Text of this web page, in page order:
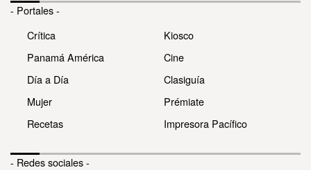
- Portales -
Crítica
Panamá América
Día a Día
Mujer
Recetas
Kiosco
Cine
Clasiguía
Prémiate
Impresora Pacífico
- Redes sociales -